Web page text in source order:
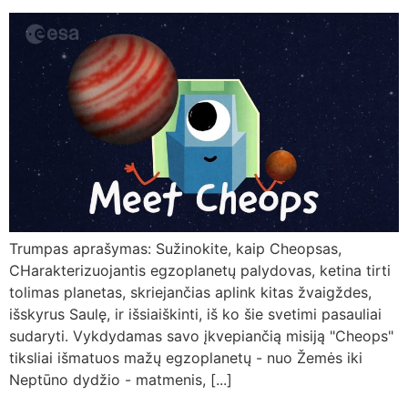
Trumpas aprašymas: Sužinokite, kaip Cheopsas,
CHarakterizuojantis egzoplanetų palydovas, ketina tirti
tolimas planetas, skriejančias aplink kitas žvaigždes,
išskyrus Saulę, ir išsiaiškinti, iš ko šie svetimi pasauliai
sudaryti. Vykdydamas savo įkvepiančią misiją "Cheops"
tiksliai išmatuos mažų egzoplanetų - nuo Žemės iki
Neptūno dydžio - matmenis, [...]